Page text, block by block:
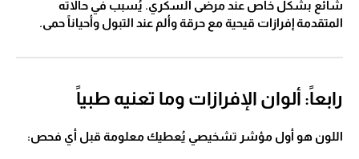
شائع بشكل خاص عند مرضى السكري. يُسبب في حالاته
المتقدمة إفرازات قيحية مع حرقة وألم عند التبول وأحياناً حمى.
رابعاً: ألوان الإفرازات وما تعنيه طبياً
اللون هو أول مؤشر تشخيصي يُعطيك معلومة قبل أي فحص: